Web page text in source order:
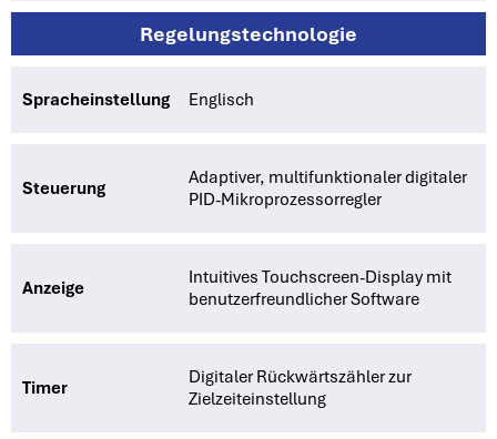
Regelungstechnologie
Spracheinstellung Englisch
Steuerung
Adaptiver, multifunktionaler digitaler
PID-Mikroprozessorregler
Anzeige
Intuitives Touchscreen-Display mit
benutzerfreundlicher Software
Timer
Digitaler Rückwärtszähler zur
Zielzeiteinstellung